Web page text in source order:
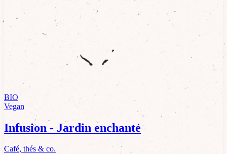
BIO
Vegan
Infusion - Jardin enchanté
Café, thés & co.